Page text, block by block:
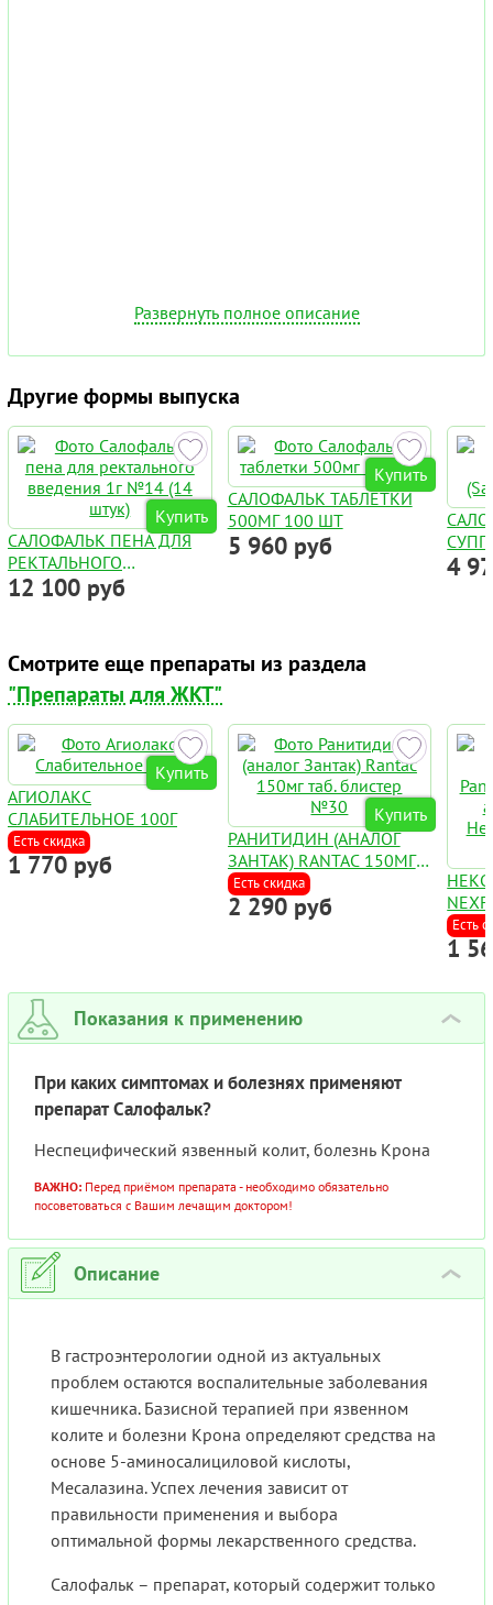
Развернуть полное описание
Другие формы выпуска
Купить
САЛОФАЛЬК ПЕНА ДЛЯ
РЕКТАЛЬНОГО
ВВЕДЕНИЯ 1Г №14 (14
12 100 руб
Купить
САЛОФАЛЬК ТАБЛЕТКИ
500МГ 100 ШТ
5 960 руб
4
Смотрите еще препараты из раздела
"Препараты для ЖКТ"
Купить
АГИОЛАКС
СЛАБИТЕЛЬНОЕ 100Г
Есть скидка
1 770 руб
Купить
РАНИТИДИН (АНАЛОГ
ЗАНТАК) RANTAC 150МГ
ТАБ. БЛИСТЕР №30
Есть скидка
2 290 руб
::
Есть
1
Показания к применению ›
При каких симптомах и болезнях применяют
препарат Салофальк?
Неспецифический язвенный колит, болезнь Крона
ВАЖНО: Перед приёмом препарата - необходимо обязательно
посоветоваться с Вашим лечащим доктором!
Описание ›
В гастроэнтерологии одной из актуальных
проблем остаются воспалительные заболевания
кишечника. Базисной терапией при язвенном
колите и болезни Крона определяют средства на
основе 5-аминосалициловой кислоты,
Месалазина. Успех лечения зависит от
правильности применения и выбора
оптимальной формы лекарственного средства.
Салофальк – препарат, который содержит только